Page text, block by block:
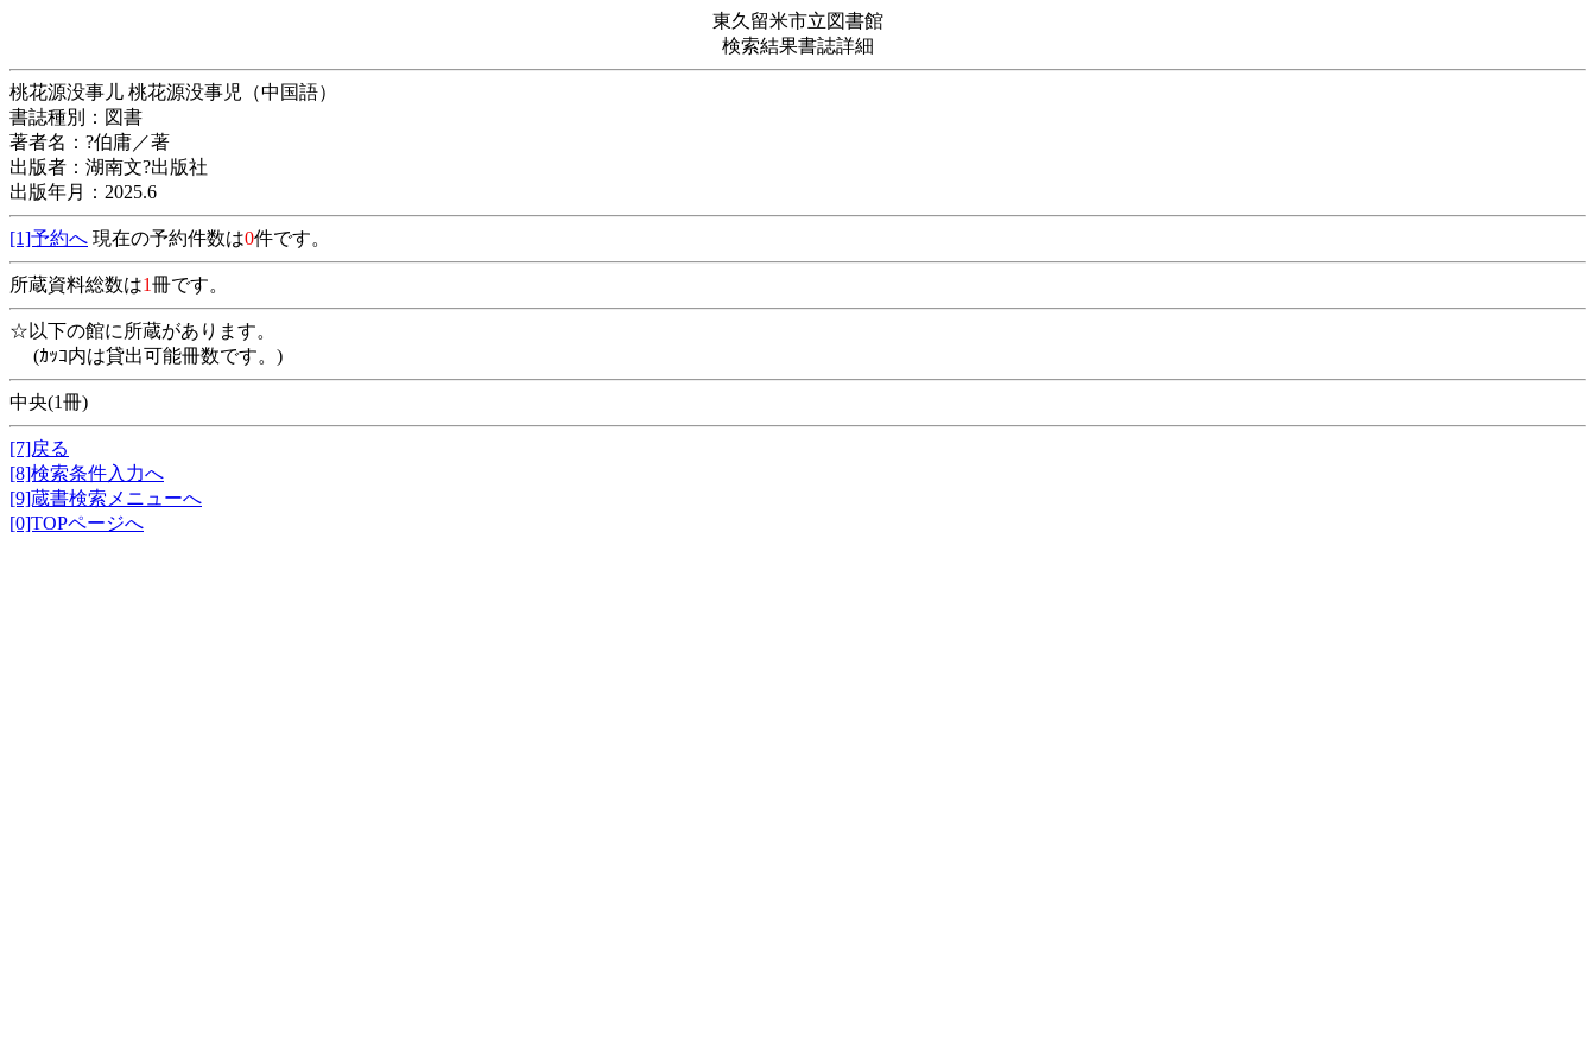
東久留米市立図書館
検索結果書誌詳細
桃花源没事儿 桃花源没事児（中国語）
書誌種別：図書
著者名：?伯庸／著
出版者：湖南文?出版社
出版年月：2025.6
[1]予約へ 現在の予約件数は0件です。
所蔵資料総数は1冊です。
☆以下の館に所蔵があります。
(ｶｯｺ内は貸出可能冊数です。)
中央(1冊)
[7]戻る
[8]検索条件入力へ
[9]蔵書検索メニューへ
[0]TOPページへ